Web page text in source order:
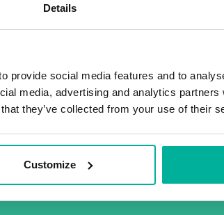
Details
provide social media features and to
media, advertising and analytics
they’ve collected from your use of their
Customize
(i rosa) gäller för det första
(visas med genomstruken text).